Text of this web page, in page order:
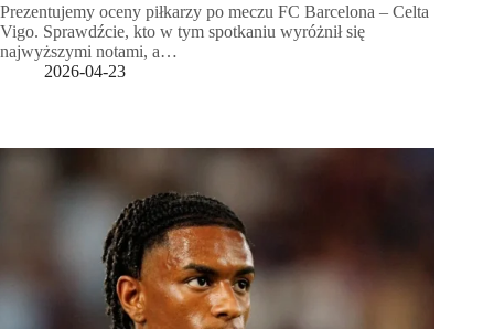
Prezentujemy oceny piłkarzy po meczu FC Barcelona – Celta
Vigo. Sprawdźcie, kto w tym spotkaniu wyróżnił się
najwyższymi notami, a…
2026-04-23